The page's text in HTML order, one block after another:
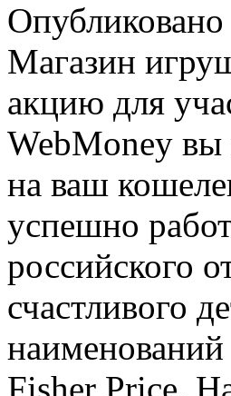
Магазин
акцию для
WebMoney вы
на ваш
успешно
российского
счастливого